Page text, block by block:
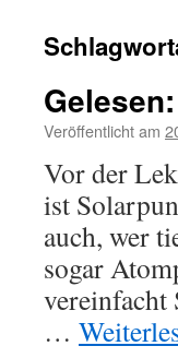
Veröffentlicht am
Vor der
ist
auch, wer
sogar
vereinfacht
…